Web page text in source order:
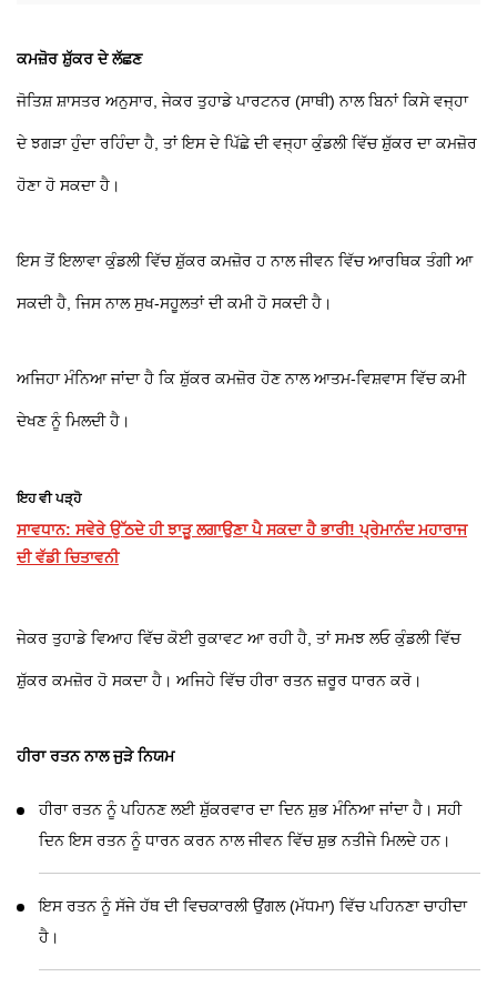
ਕਮਜ਼ੋਰ ਸ਼ੁੱਕਰ ਦੇ ਲੱਛਣ
ਜੋਤਿਸ਼ ਸ਼ਾਸਤਰ ਅਨੁਸਾਰ, ਜੇਕਰ ਤੁਹਾਡੇ ਪਾਰਟਨਰ (ਸਾਥੀ) ਨਾਲ ਬਿਨਾਂ ਕਿਸੇ ਵਜ੍ਹਾ
ਦੇ ਝਗੜਾ ਹੁੰਦਾ ਰਹਿੰਦਾ ਹੈ, ਤਾਂ ਇਸ ਦੇ ਪਿੱਛੇ ਦੀ ਵਜ੍ਹਾ ਕੁੰਡਲੀ ਵਿੱਚ ਸ਼ੁੱਕਰ ਦਾ ਕਮਜ਼ੋਰ
ਹੋਣਾ ਹੋ ਸਕਦਾ ਹੈ।
ਇਸ ਤੋਂ ਇਲਾਵਾ ਕੁੰਡਲੀ ਵਿੱਚ ਸ਼ੁੱਕਰ ਕਮਜ਼ੋਰ ਹ ਨਾਲ ਜੀਵਨ ਵਿੱਚ ਆਰਥਿਕ ਤੰਗੀ ਆ
ਸਕਦੀ ਹੈ, ਜਿਸ ਨਾਲ ਸੁਖ-ਸਹੂਲਤਾਂ ਦੀ ਕਮੀ ਹੋ ਸਕਦੀ ਹੈ।
ਅਜਿਹਾ ਮੰਨਿਆ ਜਾਂਦਾ ਹੈ ਕਿ ਸ਼ੁੱਕਰ ਕਮਜ਼ੋਰ ਹੋਣ ਨਾਲ ਆਤਮ-ਵਿਸ਼ਵਾਸ ਵਿੱਚ ਕਮੀ
ਦੇਖਣ ਨੂੰ ਮਿਲਦੀ ਹੈ।
ਇਹ ਵੀ ਪੜ੍ਹੋ
ਸਾਵਧਾਨ: ਸਵੇਰੇ ਉੱਠਦੇ ਹੀ ਝਾੜੂ ਲਗਾਉਣਾ ਪੈ ਸਕਦਾ ਹੈ ਭਾਰੀ! ਪ੍ਰੇਮਾਨੰਦ ਮਹਾਰਾਜ
ਦੀ ਵੱਡੀ ਚਿਤਾਵਨੀ
ਜੇਕਰ ਤੁਹਾਡੇ ਵਿਆਹ ਵਿੱਚ ਕੋਈ ਰੁਕਾਵਟ ਆ ਰਹੀ ਹੈ, ਤਾਂ ਸਮਝ ਲਓ ਕੁੰਡਲੀ ਵਿੱਚ
ਸ਼ੁੱਕਰ ਕਮਜ਼ੋਰ ਹੋ ਸਕਦਾ ਹੈ। ਅਜਿਹੇ ਵਿੱਚ ਹੀਰਾ ਰਤਨ ਜ਼ਰੂਰ ਧਾਰਨ ਕਰੋ।
ਹੀਰਾ ਰਤਨ ਨਾਲ ਜੁੜੇ ਨਿਯਮ
ਹੀਰਾ ਰਤਨ ਨੂੰ ਪਹਿਨਣ ਲਈ ਸ਼ੁੱਕਰਵਾਰ ਦਾ ਦਿਨ ਸ਼ੁਭ ਮੰਨਿਆ ਜਾਂਦਾ ਹੈ। ਸਹੀ
ਦਿਨ ਇਸ ਰਤਨ ਨੂੰ ਧਾਰਨ ਕਰਨ ਨਾਲ ਜੀਵਨ ਵਿੱਚ ਸ਼ੁਭ ਨਤੀਜੇ ਮਿਲਦੇ ਹਨ।
ਇਸ ਰਤਨ ਨੂੰ ਸੱਜੇ ਹੱਥ ਦੀ ਵਿਚਕਾਰਲੀ ਉਂਗਲ (ਮੱਧਮਾ) ਵਿੱਚ ਪਹਿਨਣਾ ਚਾਹੀਦਾ
ਹੈ।